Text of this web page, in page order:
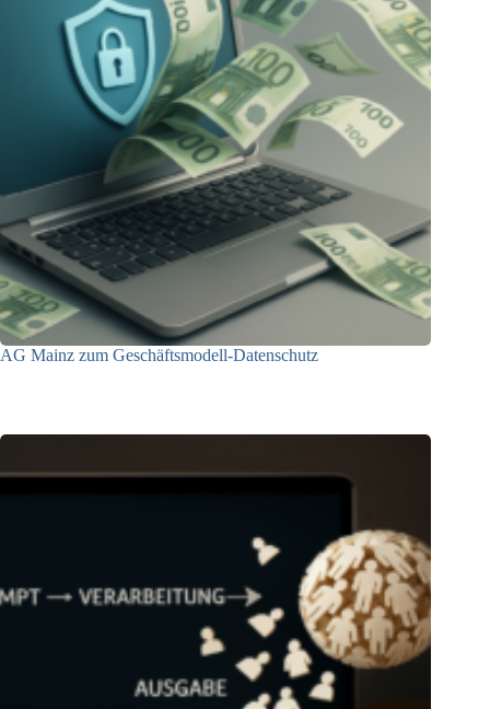
AG Mainz zum Geschäftsmodell-Datenschutz